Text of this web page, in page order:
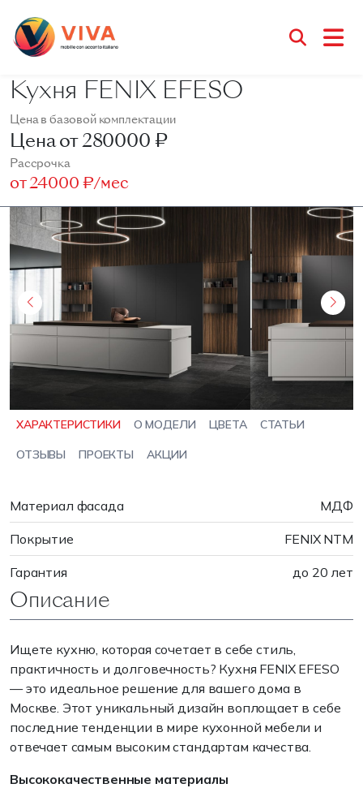
Кухня FENIX EFESO
Цена в базовой комплектации
Цена от280000 ₽
Рассрочка
от24000 ₽/мес
ХАРАКТЕРИСТИКИ О МОДЕЛИ ЦВЕТА СТАТЬИ
ОТЗЫВЫ ПРОЕКТЫ АКЦИИ
Материал фасада МДФ
Покрытие FENIX NTM
Гарантия до 20 лет
Описание
Ищете кухню, которая сочетает в себе стиль,
практичность и долговечность? Кухня FENIX EFESO
— это идеальное решение для вашего дома в
Москве. Этот уникальный дизайн воплощает в себе
последние тенденции в мире кухонной мебели и
отвечает самым высоким стандартам качества.
Высококачественные материалы